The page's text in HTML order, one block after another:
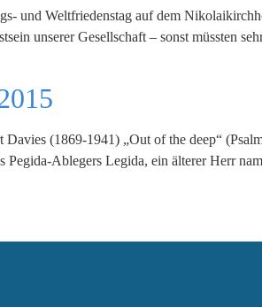
und Weltfriedenstag auf dem
unserer Gesellschaft – sonst müssten
(1869-1941) „Out of the deep“
Pegida-Ablegers Legida, ein älterer Herr